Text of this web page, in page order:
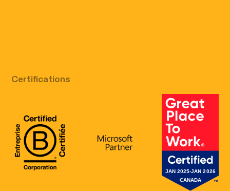
Certifications
B Corp Certification
Microsoft Great